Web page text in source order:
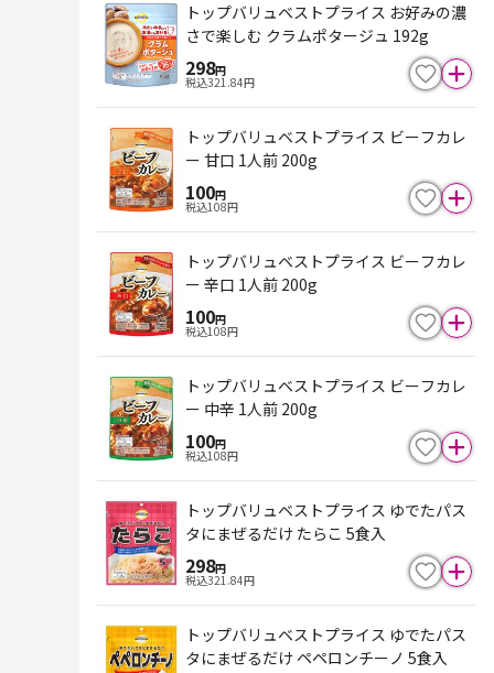
トップバリュベストプライス お好みの濃
さで楽しむ クラムポタージュ 192g
298円
税込321.84円
トップバリュベストプライス ビーフカレ
ー 甘口 1人前 200g
100円
税込108円
トップバリュベストプライス ビーフカレ
ー 辛口 1人前 200g
100円
税込108円
トップバリュベストプライス ビーフカレ
ー 中辛 1人前 200g
100円
税込108円
トップバリュベストプライス ゆでたパス
タにまぜるだけ たらこ 5食入
298円
税込321.84円
トップバリュベストプライス ゆでたパス
タにまぜるだけ ペペロンチーノ 5食入